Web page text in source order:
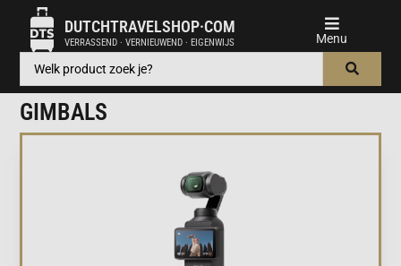
DUTCHTRAVELSHOP·COM
VERRASSEND · VERNIEUWEND · EIGENWIJS
GIMBALS